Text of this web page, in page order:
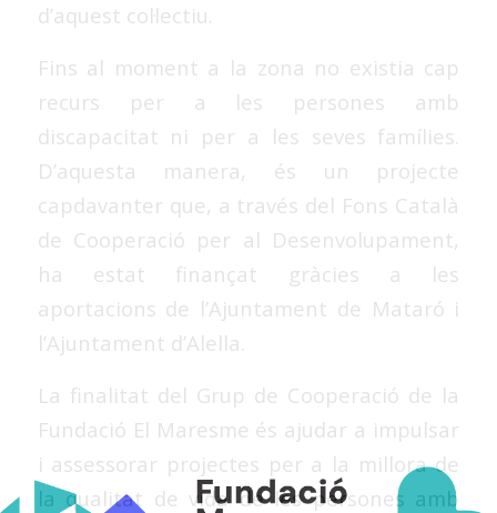
d’aquest col·lectiu.
Fins al moment a la zona no existia cap
recurs per a les persones amb
discapacitat ni per a les seves famílies.
D’aquesta manera, és un projecte
capdavanter que, a través del Fons Català
de Cooperació per al Desenvolupament,
ha estat finançat gràcies a les
aportacions de l’Ajuntament de Mataró i
l’Ajuntament d’Alella.
La finalitat del Grup de Cooperació de la
Fundació El Maresme és ajudar a impulsar
i assessorar projectes per a la millora de
la qualitat de vida de les persones amb